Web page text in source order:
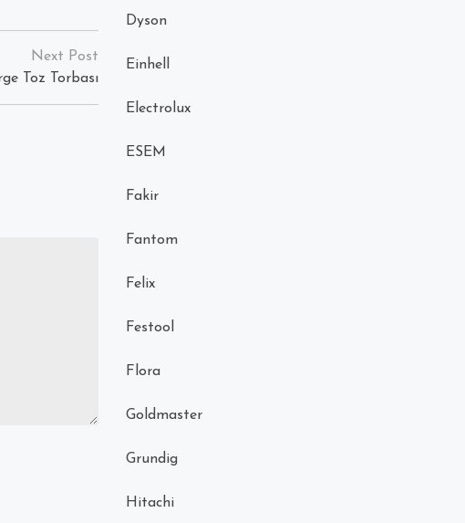
Toz Torbası
Dyson
Einhell
Electrolux
ESEM
Fakir
Fantom
Felix
Festool
Flora
Goldmaster
Grundig
Hitachi